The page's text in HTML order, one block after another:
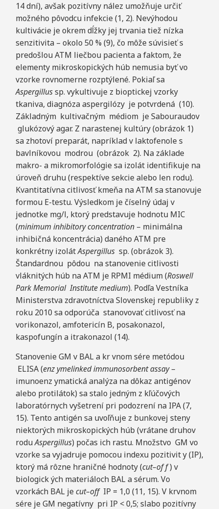
14 dní), avšak pozitívny nález umožňuje určiť
možného pôvodcu infekcie (1, 2). Nevýhodou
kultivácie je okrem dĺžky jej trvania tiež nízka
senzitivita – okolo 50 % (9), čo môže súvisieť s
predošlou ATM liečbou pacienta a faktom, že
elementy mikroskopických húb nemusia byť vo
vzorke rovnomerne rozptýlené. Pokiaľ sa
Aspergillussp. vykultivuje z bioptickej vzorky
tkaniva, diagnóza aspergilózy je potvrdená (10).
Základným kultivačným médiom je Sabouraudov
glukózový agar. Z narastenej kultúry (obrázok 1)
sa zhotoví preparát, napríklad v laktofenole s
bavlníkovou modrou (obrázok 2). Na základe
makro- a mikromorfológie sa izolát identifikuje na
úroveň druhu (respektíve sekcie alebo len rodu).
Kvantitatívna citlivosť kmeňa na ATM sa stanovuje
formou E-testu. Výsledkom je číselný údaj v
jednotke mg/l, ktorý predstavuje hodnotu MIC
(minimum inhibitory concentration – minimálna
inhibičná koncentrácia) daného ATM pre
konkrétny izolátAspergillus sp. (obrázok 3).
Štandardnou pôdou na stanovenie citlivosti
vláknitých húb na ATM je RPMI médium (Roswell
Park Memorial Institutemedium). Podľa Vestníka
Ministerstva zdravotníctva Slovenskej republiky z
roku 2010 sa odporúča stanovovať citlivosť na
vorikonazol, amfotericín B, posakonazol,
kaspofungín a itrakonazol (14).
Stanovenie GM v BAL a kr vnom sére metódou
ELISA (enzymelinked immunosorbentassay–
imunoenz ymatická analýza na dôkaz antigénov
alebo protilátok) sa stalo jedným z kľúčových
laboratórnych vyšetrení pri podozrení na IPA (7,
15). Tento antigén sa uvoľňuje z bunkovej steny
niektorých mikroskopických húb (vrátane druhov
roduAspergillus) počas ich rastu. Množstvo GM vo
vzorke sa vyjadruje pomocou indexu pozitivit y (IP),
ktorý má rôzne hraničné hodnoty (cut–off) v
biologick ých materiáloch BAL a sérum. Vo
vzorkách BAL jecut–off IP = 1,0 (11, 15). V krvnom
sére je GM negatívny pri IP < 0,5; slabo pozitívny